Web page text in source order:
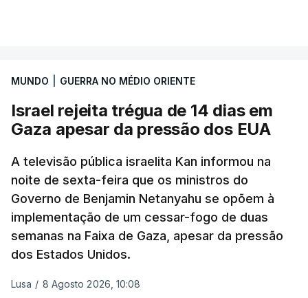
MUNDO GUERRA NO MÉDIO ORIENTE
Israel rejeita trégua de 14 dias em
Gaza apesar da pressão dos EUA
A televisão pública israelita Kan informou na
noite de sexta-feira que os ministros do
Governo de Benjamin Netanyahu se opõem à
implementação de um cessar-fogo de duas
semanas na Faixa de Gaza, apesar da pressão
dos Estados Unidos.
Lusa / 8 Agosto 2026, 10:08